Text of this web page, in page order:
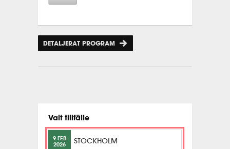
DETALJERAT PROGRAM
Valt tillfälle
9 FEB
2026
STOCKHOLM